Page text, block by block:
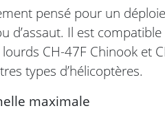
pensé pour un
d’assaut. Il est
lourds CH-47F Chinook et
types d’hélicoptères.
maximale